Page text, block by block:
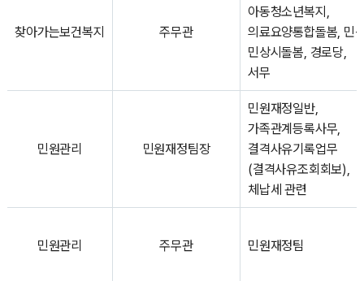
찾아가는보건복지 주무관
아동청소년복지,
의료요양통합돌봄, 민-
민상시돌봄, 경로당,
서무
민원관리 민원재정팀장
민원재정일반,
가족관계등록사무,
결격사유기록업무
(결격사유조회회보),
체납세 관련
민원관리 주무관 민원재정팀